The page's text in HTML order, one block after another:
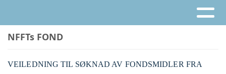
NFFTs FOND
VEILEDNING TIL SØKNAD AV FONDSMIDLER FRA